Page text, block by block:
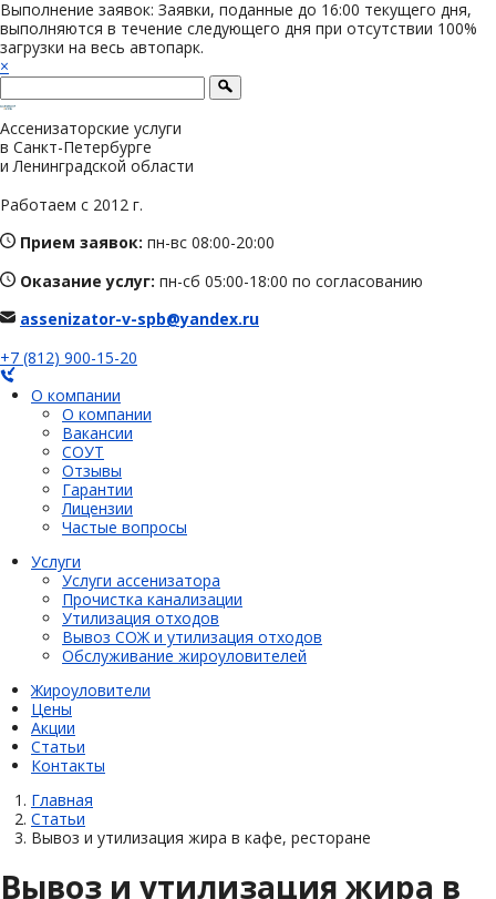
Выполнение заявок: Заявки, поданные до 16:00 текущего дня,
выполняются в течение следующего дня при отсутствии 100%
загрузки на весь автопарк.
×
Ассенизаторские услуги
в Санкт-Петербурге
и Ленинградской области
Работаем с 2012 г.
Прием заявок: пн-вс 08:00-20:00
Оказание услуг: пн-сб 05:00-18:00 по согласованию
assenizator-v-spb@yandex.ru
+7 (812) 900-15-20
О компании
О компании
Вакансии
СОУТ
Отзывы
Гарантии
Лицензии
Частые вопросы
Услуги
Услуги ассенизатора
Прочистка канализации
Утилизация отходов
Вывоз СОЖ и утилизация отходов
Обслуживание жироуловителей
Жироуловители
Цены
Акции
Статьи
Контакты
Главная
Статьи
Вывоз и утилизация жира в кафе, ресторане
Вывоз и утилизация жира в